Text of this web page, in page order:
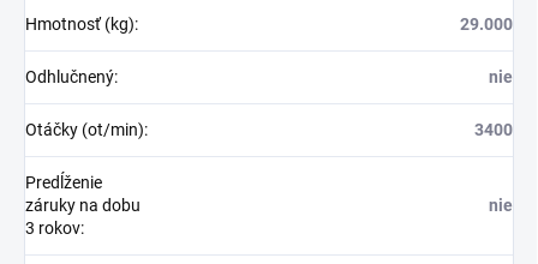
Hmotnosť (kg): 29.000
Odhlučnený: nie
Otáčky (ot/min): 3400
Predĺženie
záruky na dobu
3 rokov:
nie